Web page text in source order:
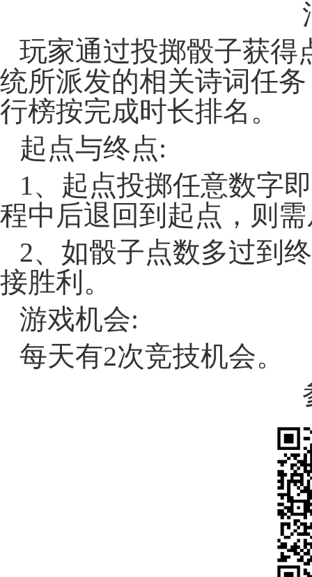
玩家通过投掷骰子获得
统所派发的相关诗词任
行榜按完成时长排名。
起点与终点:
1、起点投掷任意数字
程中后退回到起点，则
2、如骰子点数多过到
接胜利。
游戏机会:
每天有2次竞技机会。